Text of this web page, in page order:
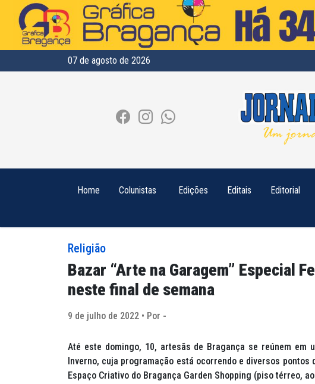
07 de agosto de 2026
Home Colunistas Edições Editais Editorial
Religião
Bazar “Arte na Garagem” Especial
neste final de semana
9 de julho de 2022 • Por -
Até este domingo, 10, artesãs de Bragança se reúnem em
Inverno, cuja programação está ocorrendo e diversos
Espaço Criativo do Bragança Garden Shopping (piso térreo,